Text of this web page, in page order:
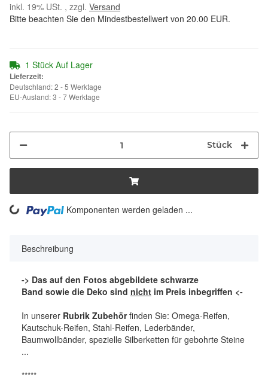
inkl. 19% USt. , zzgl. Versand
Bitte beachten Sie den Mindestbestellwert von 20.00 EUR.
1 Stück Auf Lager
Lieferzeit:
Deutschland: 2 - 5 Werktage
EU-Ausland: 3 - 7 Werktage
Stück
Komponenten werden geladen ...
Beschreibung
-> Das auf den Fotos abgebildete schwarze
Band sowie die Deko sind nicht im Preis inbegriffen <-
In unserer Rubrik Zubehörfinden Sie: Omega-Reifen,
Kautschuk-Reifen, Stahl-Reifen, Lederbänder,
Baumwollbänder, spezielle Silberketten für gebohrte Steine
...
*****